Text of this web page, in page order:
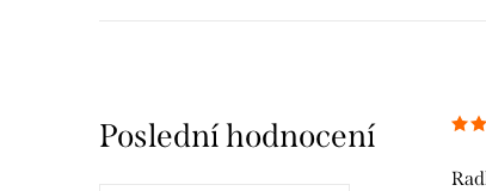
Poslední hodnocení